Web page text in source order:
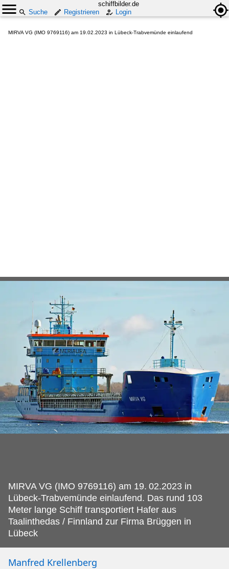
schiffbilder.de
Suche
Registrieren Login
MIRVA VG (IMO 9769116) am 19.02.2023 in Lübeck-Trabvemünde einlaufend
MIRVA VG (IMO 9769116) am 19. 02.2023 in
Lübeck-Trabvemünde einlaufend. Das rund 103
Meter lange Schiff transportiert Hafer aus
Taalinthedas / Finnland zur Firma Brüggen in
Lübeck
Manfred Krellenberg